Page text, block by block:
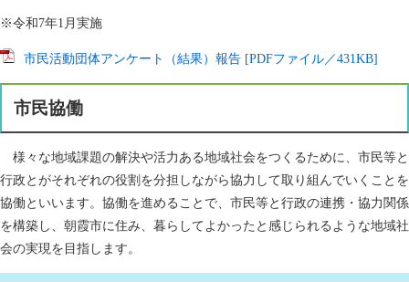
※令和7年1月実施
市民活動団体アンケート（結果）報告 [PDFファイル／431KB]
市民協働
様々な地域課題の解決や活力ある地域社会をつくるために、市民等と
行政とがそれぞれの役割を分担しながら協力して取り組んでいくことを
協働といいます。協働を進めることで、市民等と行政の連携・協力関係
を構築し、朝霞市に住み、暮らしてよかったと感じられるような地域社
会の実現を目指します。